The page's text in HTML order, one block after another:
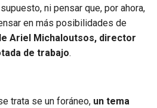
ni pensar que, por ahora,
en más posibilidades de
Ariel Michaloutsos, director
de trabajo.
trata se un foráneo, un tema